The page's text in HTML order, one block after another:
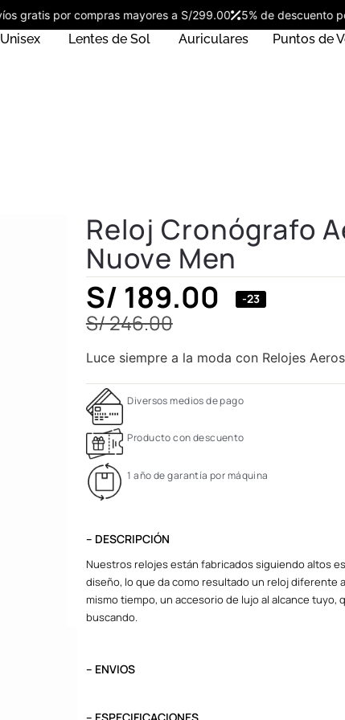
Envíos gratis por compras mayores a S/299.00 5% de
Unisex Lentes de Sol Auriculares Puntos de
Reloj Cronógrafo
Nuove Men
S/246.00
S/ 189.00 -23
Luce siempre a la moda con Relojes
Diversos medios de pago
Producto con descuento
1 año de garantía por máquina
– DESCRIPCIÓN
Nuestros relojes están fabricados siguiendo altos
diseño, lo que da como resultado un reloj diferente
mismo tiempo, un accesorio de lujo al alcance
buscando.
– ENVIOS
destino.
– ESPECIFICACIONES